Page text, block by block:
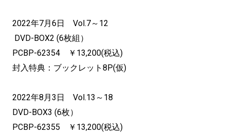
2022年7月6日 Vol.7～12
DVD-BOX2 (6枚組）
PCBP-62354 ￥13,200(税込)
封入特典：ブックレット8P(仮)
2022年8月3日 Vol.13～18
DVD-BOX3 (6枚）
PCBP-62355 ￥13,200(税込)